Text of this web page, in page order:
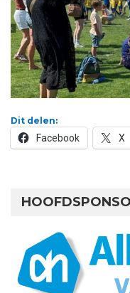
Dit delen:
Facebook X